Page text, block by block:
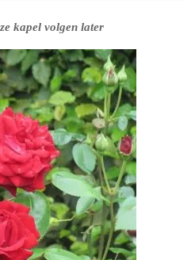
kapel volgen later